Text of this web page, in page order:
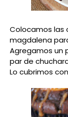
Colocamos las
magdalena
Agregamos un
par de
Lo cubrimos